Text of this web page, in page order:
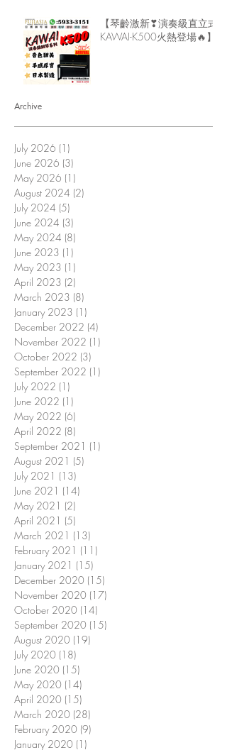
【琴齡激新❣演奏級直立式
KAWAI-K500火熱登場🔥】
Archive
July 2026 (1)
June 2026 (3)
May 2026 (1)
August 2024 (2)
July 2024 (5)
June 2024 (3)
May 2024 (8)
June 2023 (1)
May 2023 (1)
April 2023 (2)
March 2023 (8)
January 2023 (1)
December 2022 (4)
November 2022 (1)
October 2022 (3)
September 2022 (1)
July 2022 (1)
June 2022 (1)
May 2022 (6)
April 2022 (8)
September 2021 (1)
August 2021 (5)
July 2021 (13)
June 2021 (14)
May 2021 (2)
April 2021 (5)
March 2021 (13)
February 2021 (11)
January 2021 (15)
December 2020 (15)
November 2020 (17)
October 2020 (14)
September 2020 (15)
August 2020 (19)
July 2020 (18)
June 2020 (15)
May 2020 (14)
April 2020 (15)
March 2020 (28)
February 2020 (9)
January 2020 (1)